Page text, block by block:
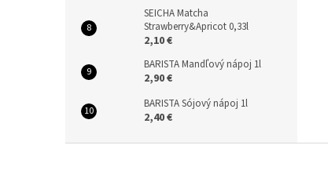
SEICHA Matcha
Strawberry&Apricot 0,33l
2,10 €
BARISTA Mandľový nápoj 1l
2,90 €
BARISTA Sójový nápoj 1l
2,40 €